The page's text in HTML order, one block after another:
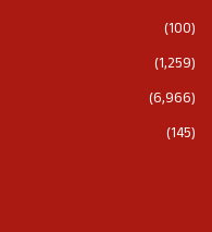
(100)
(1,259)
(6,966)
(145)